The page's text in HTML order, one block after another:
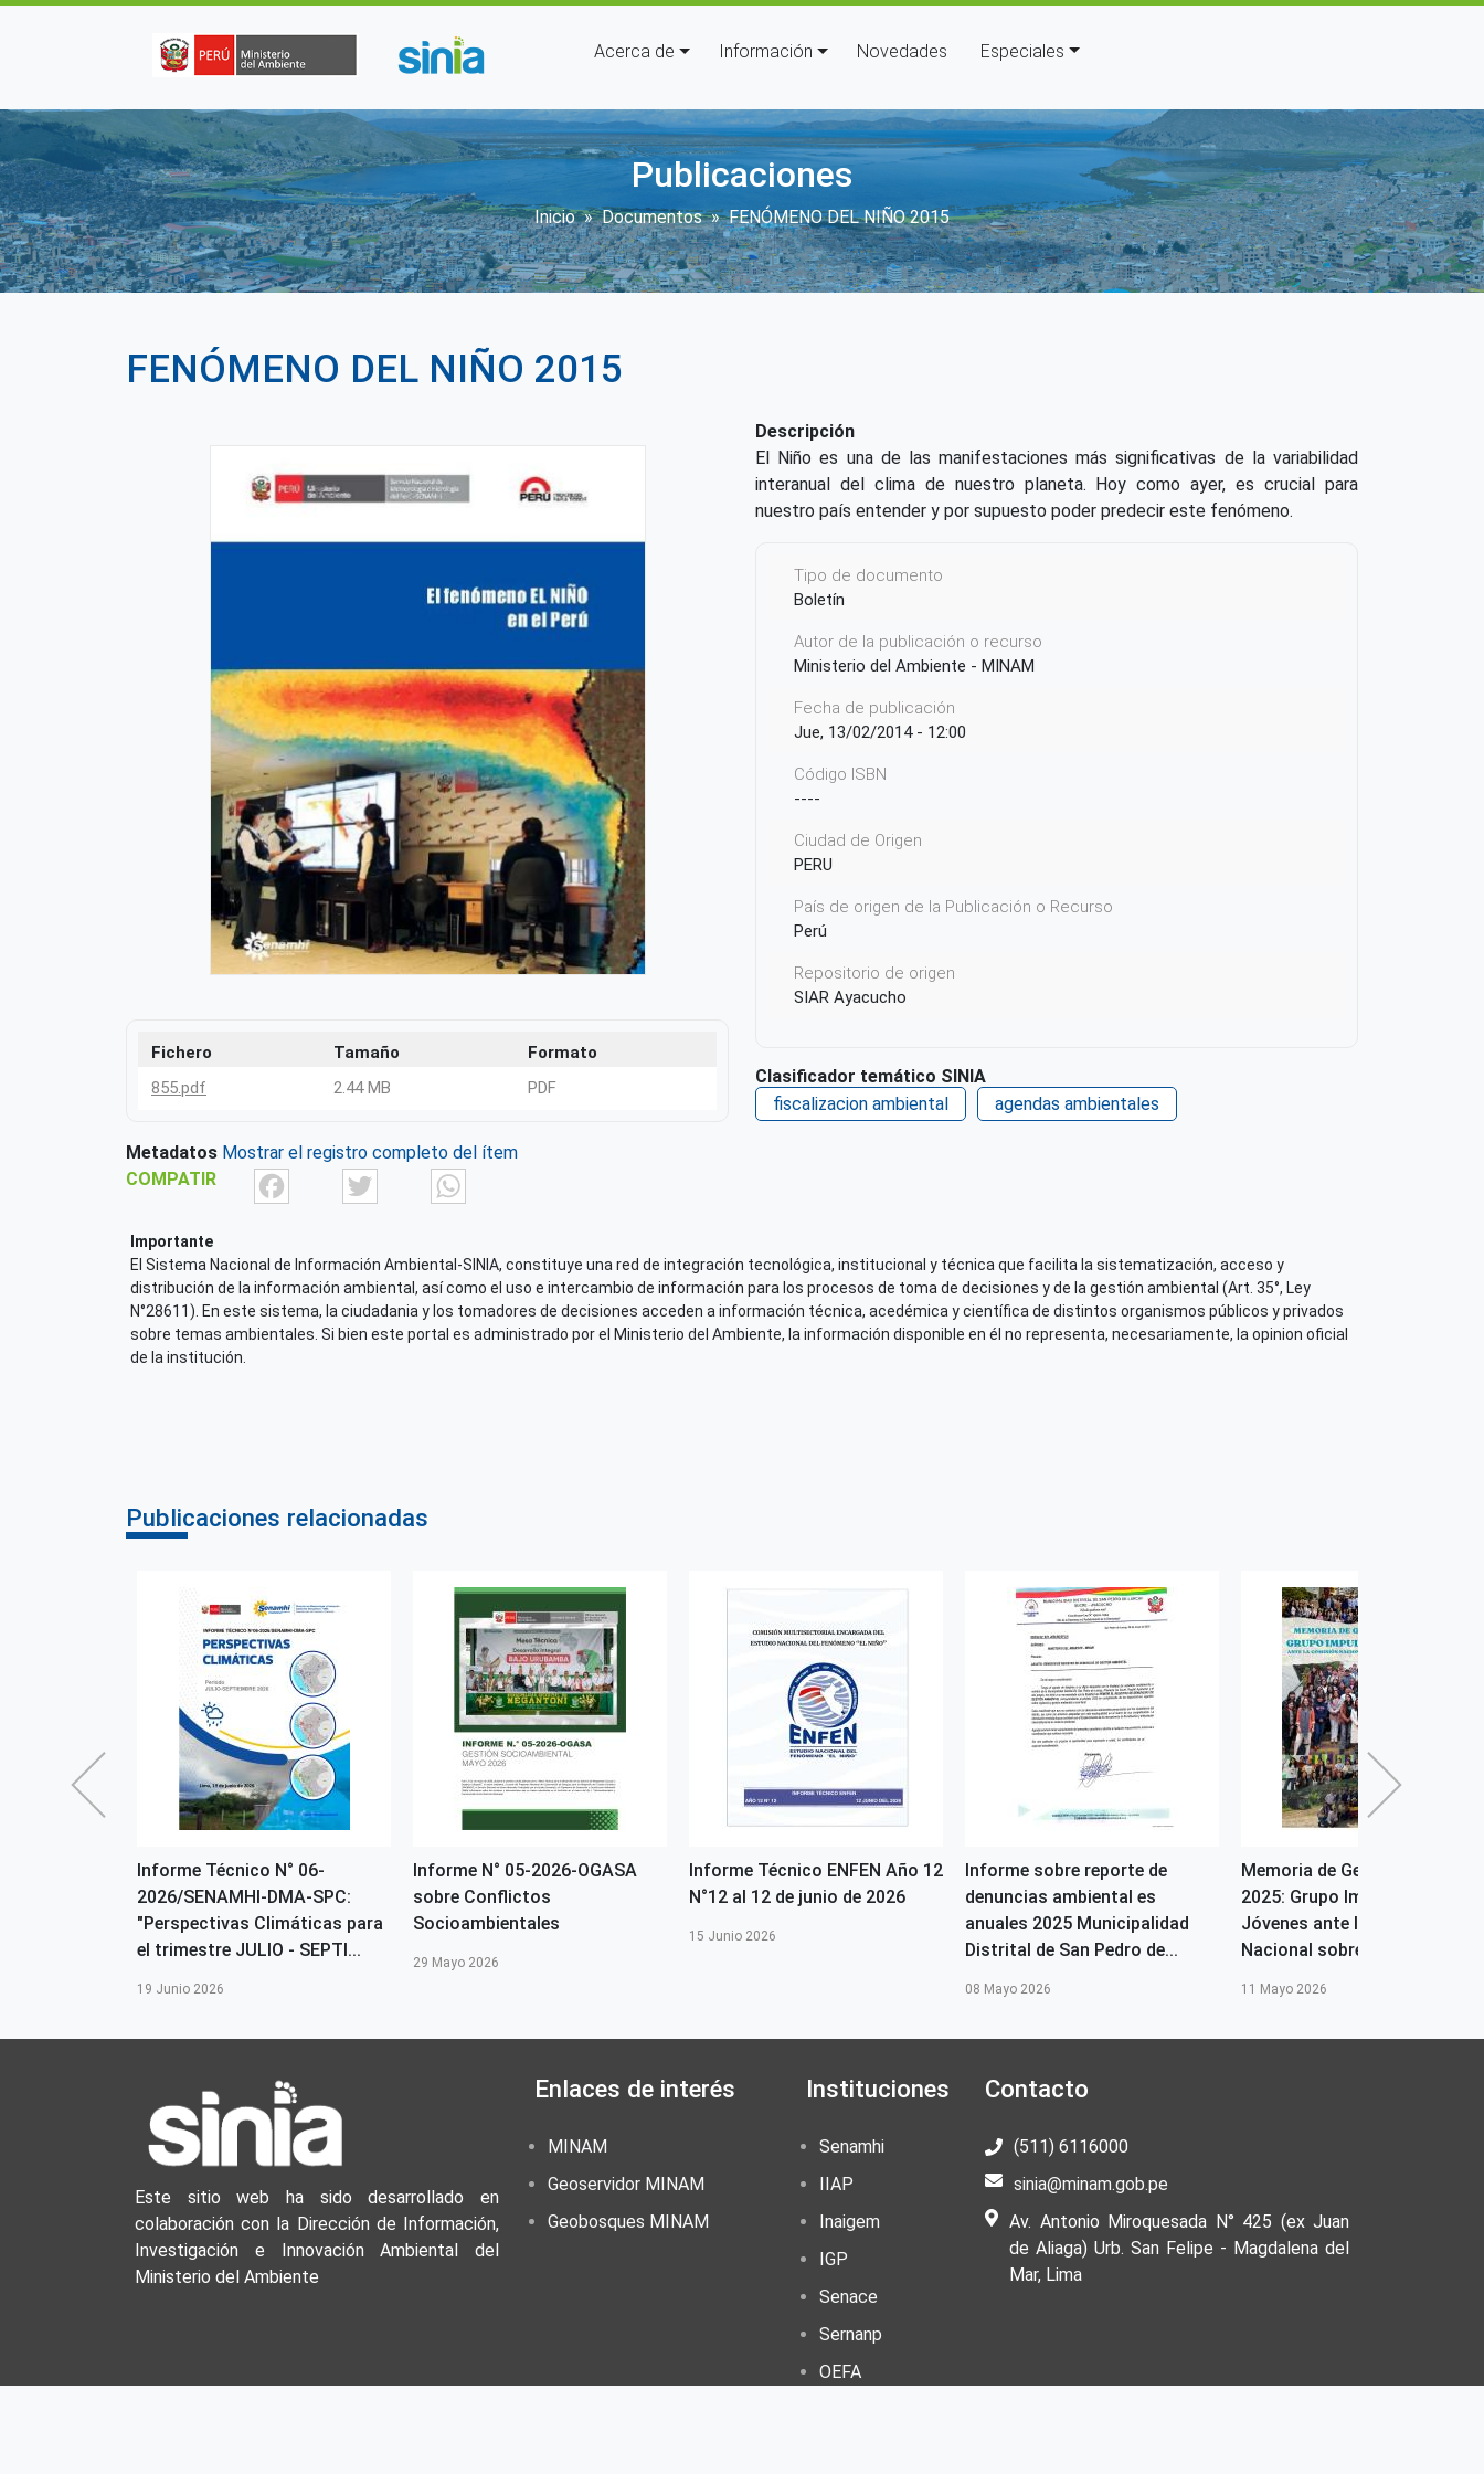
Navegación principal
Acerca de Información Novedades Especiales
Publicaciones
Sobrescribir enlaces de ayuda a la navegación
Inicio Documentos FENÓMENO DEL NIÑO 2015
FENÓMENO DEL NIÑO 2015
Fichero Tamaño
Formato
855.pdf
2.44 MB PDF
Metadatos Mostrar el registro completo del ítem
COMPATIR
FacebookTwitter
Descripción
El Niño es una de las manifestaciones más significativas de la variabilidad
interanual del clima de nuestro planeta. Hoy como ayer, es crucial para
nuestro país entender y por supuesto poder predecir este fenómeno.
Tipo de documento
Boletín
Autor de la publicación o recurso
Ministerio del Ambiente - MINAM
Fecha de publicación
Jue, 13/02/2014 - 12:00
Código ISBN
----
Ciudad de Origen
PERU
País de origen de la Publicación o Recurso
Perú
Repositorio de origen
SIAR Ayacucho
Clasificador temático SINIA
fiscalizacion ambiental
agendas ambientales
Importante
El Sistema Nacional de Información Ambiental-SINIA, constituye una red de integración tecnológica, institucional y técnica que facilita la sistematización, acceso y
distribución de la información ambiental, así como el uso e intercambio de información para los procesos de toma de decisiones y de la gestión ambiental (Art. 35°, Ley
N°28611). En este sistema, la ciudadania y los tomadores de decisiones acceden a información técnica, acedémica y científica de distintos organismos públicos y privados
sobre temas ambientales. Si bien este portal es administrado por el Ministerio del Ambiente, la información disponible en él no representa, necesariamente, la opinion oficial
de la institución.
Publicaciones relacionadas
Informe Técnico N° 06-
2026/SENAMHI-DMA-SPC:
"Perspectivas Climáticas para
el trimestre JULIO - SEPTI...
19 Junio 2026
Informe N° 05-2026-OGASA
sobre Conflictos
Socioambientales
29 Mayo 2026
Informe Técnico ENFEN Año 12
N°12 al 12 de junio de 2026
15 Junio 2026
Informe sobre reporte de
denuncias ambiental es
anuales 2025 Municipalidad
Distrital de San Pedro de...
08 Mayo 2026
Memoria de Gestión 2023-
2025: Grupo Impulsor de
Jóvenes ante la Comisión
Nacional sobre el Cambio Cl...
11 Mayo 2026
Este sitio web ha sido desarrollado en
colaboración con la Dirección de Información,
Investigación e Innovación Ambiental del
Ministerio del Ambiente
Enlaces de interés
MINAM
Geoservidor MINAM
Geobosques MINAM
Instituciones
Senamhi
IIAP
Inaigem
IGP
Senace
Sernanp
OEFA
Contacto
(511) 6116000
sinia@minam.gob.pe
Av. Antonio Miroquesada N° 425 (ex Juan
de Aliaga) Urb. San Felipe - Magdalena del
Mar, Lima